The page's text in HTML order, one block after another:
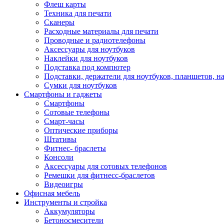
Флеш карты
Техника для печати
Сканеры
Расходные материалы для печати
Проводные и радиотелефоны
Аксессуары для ноутбуков
Наклейки для ноутбуков
Подставка под компютер
Подставки, держатели для ноутбуков, планшетов,
Сумки для ноутбуков
Смартфоны и гаджеты
Смартфоны
Сотовые телефоны
Смарт-часы
Оптические приборы
Штативы
Фитнес- браслеты
Консоли
Аксессуары для сотовых телефонов
Ремешки для фитнесс-браслетов
Видеоигры
Офисная мебель
Инструменты и стройка
Аккумуляторы
Бетоносмесители